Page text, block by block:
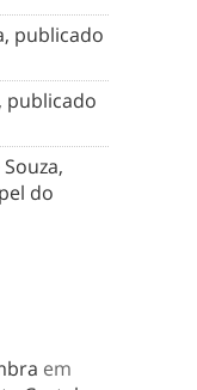
publicado
publicado
do
em